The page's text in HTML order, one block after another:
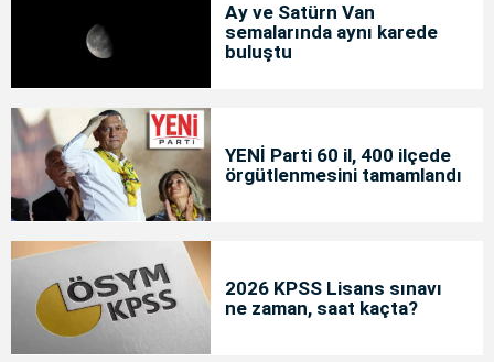
Ay ve Satürn Van
semalarında aynı karede
buluştu
YENİ Parti 60 il, 400 ilçede
örgütlenmesini tamamlandı
2026 KPSS Lisans sınavı
ne zaman, saat kaçta?